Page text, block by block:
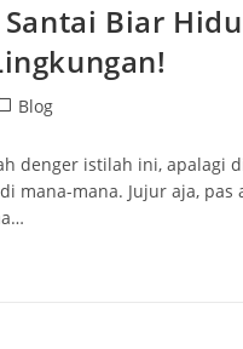
Biar
Blog
denger istilah ini, apalagi
mana-mana. Jujur aja, pas